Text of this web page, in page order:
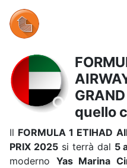
quello
Il FORMULA 1 ETIHAD
PRIX 2025si terrà dal 5
moderno Yas Marina